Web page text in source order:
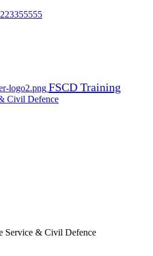
FSCD Training
Civil Defence
Service & Civil Defence